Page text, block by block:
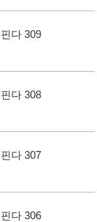
다 309
다 308
다 307
다 306